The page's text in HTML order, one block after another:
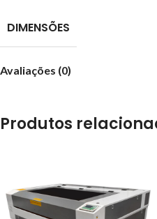
DIMENSÕES
Avaliações (0)
Produtos